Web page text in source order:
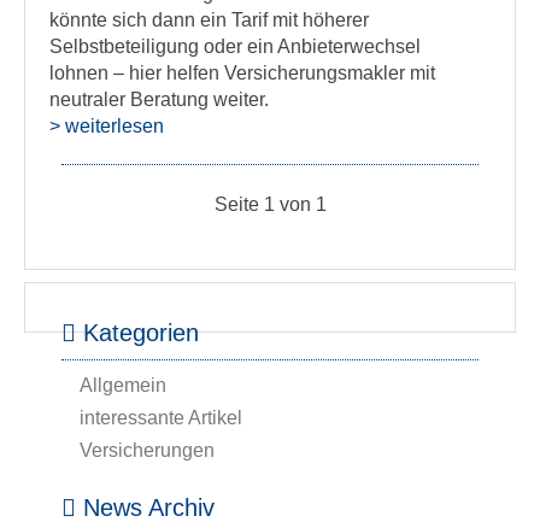
könnte sich dann ein Tarif mit höherer
Selbstbeteiligung oder ein Anbieterwechsel
lohnen – hier helfen Versicherungsmakler mit
neutraler Beratung weiter.
> weiterlesen
Seite 1 von 1
Kategorien
Allgemein
interessante Artikel
Versicherungen
News Archiv